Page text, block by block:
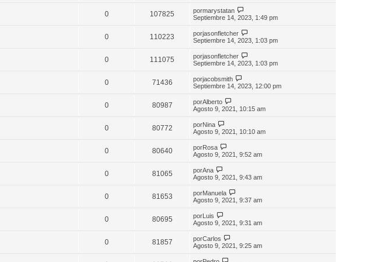
0 107825 pormarystatan
Septiembre 14, 2023, 1:49 pm
0 110223 porjasonfletcher
Septiembre 14, 2023, 1:03 pm
0 111075 porjasonfletcher
Septiembre 14, 2023, 1:03 pm
0 71436 porjacobsmith
Septiembre 14, 2023, 12:00 pm
0 80987 porAlberto
Agosto 9, 2021, 10:15 am
0 80772 porNina
Agosto 9, 2021, 10:10 am
0 80640 porRosa
Agosto 9, 2021, 9:52 am
0 81065 porAna
Agosto 9, 2021, 9:43 am
0 81653 porManuela
Agosto 9, 2021, 9:37 am
0 80695 porLuis
Agosto 9, 2021, 9:31 am
0 81857 porCarlos
Agosto 9, 2021, 9:25 am